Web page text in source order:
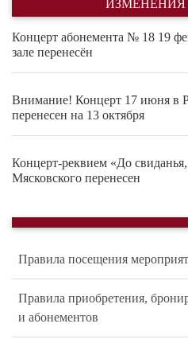
Концерт абонемента № 18 19
зале перенесён
Внимание! Концерт 17 июня в
перенесен на 13 октября
Концерт-реквием «До
Мясковского перенесен
Правила посещения
Правила приобретения,
и абонементов